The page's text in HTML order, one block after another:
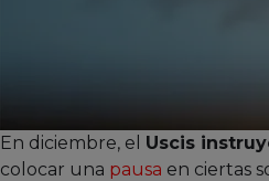
En diciembre, el Uscis
colocar una pausa en ciertas